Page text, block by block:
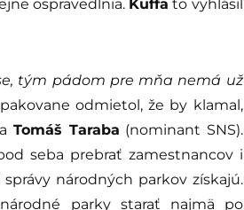
ospravedlnia. Kuffa to vyhlásil
tým pádom pre mňa nemá už
odmietol, že by klamal,
Tomáš Taraba (nominant SNS).
seba prebrať zamestnancov i
národných parkov získajú.
parky starať najmä po